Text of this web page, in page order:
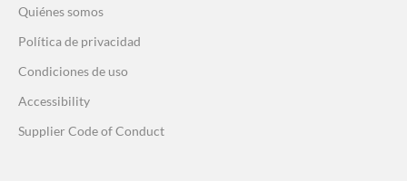
Quiénes somos
Política de privacidad
Condiciones de uso
Accessibility
Supplier Code of Conduct